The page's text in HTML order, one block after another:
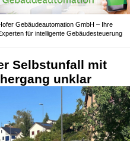
Gebäudeautomation GmbH – Ihre
für intelligente Gebäudesteuerung
Selbstunfall mit
unklar